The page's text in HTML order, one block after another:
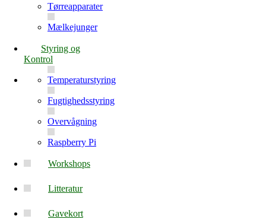
Tørreapparater
Mælkejunger
Styring og
Kontrol
Temperaturstyring
Fugtighedsstyring
Overvågning
Raspberry Pi
Workshops
Litteratur
Gavekort